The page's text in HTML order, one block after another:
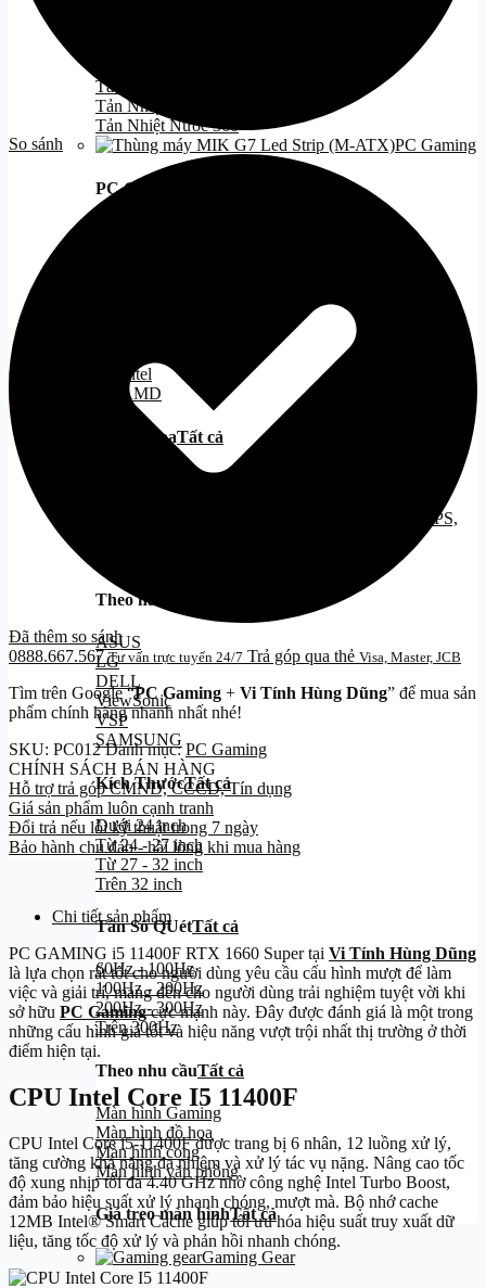
Tản Nhiệt Nước
Tản Nhiệt Nước 240
Tản Nhiệt Nước 360
PC Gaming
PC Gaming
PC Intel
PC AMD
PC Đồ họaTất cả
PC Thiết Kế 2D - 3D
Theo hãng
ASUS
LG
DELL
ViewSonic
VSP
SAMSUNG
Kích ThướcTất cả
Dưới 24 inch
Từ 24 - 27 inch
Từ 27 - 32 inch
Trên 32 inch
Tần Số QUétTất cả
60Hz - 100Hz
100Hz - 200Hz
200Hz - 300Hz
Trên 300Hz
Theo nhu cầuTất cả
Màn hình Gaming
Màn hình đồ họa
Màn hình cong
Màn hình văn phòng
Giá treo màn hìnhTất cả
Gaming Gear
So sánh
Đã thêm so sánh
0888.667.567 Tư vấn trực tuyến 24/7 Trả góp qua thẻ Visa, Master, JCB
Tìm trên Google “PC Gaming + Vi Tính Hùng Dũng” để mua sản
phẩm chính hãng nhanh nhất nhé!
SKU: PC012 Danh mục:PC Gaming
CHÍNH SÁCH BÁN HÀNG
Hỗ trợ trả góp CMND, CCCD, Tín dụng
Giá sản phẩm luôn cạnh tranh
Đổi trả nếu lỗi kỹ thuật trong 7 ngày
Bảo hành chu đáo - hài lòng khi mua hàng
Chi tiết sản phẩm
PC GAMING i5 11400F RTX 1660 Super tại Vi Tính Hùng Dũng
là lựa chọn rất tốt cho người dùng yêu cầu cấu hình mượt để làm
việc và giải trí, mang đến cho người dùng trải nghiệm tuyệt vời khi
sở hữu PC Gamingcực mạnh này. Đây được đánh giá là một trong
những cấu hình giá tốt và hiệu năng vượt trội nhất thị trường ở thời
điểm hiện tại.
CPU Intel Core I5 11400F
CPU Intel Core i5-11400F được trang bị 6 nhân, 12 luồng xử lý,
tăng cường khả năng đa nhiệm và xử lý tác vụ nặng. Nâng cao tốc
độ xung nhịp tối đa 4.40 GHz nhờ công nghệ Intel Turbo Boost,
đảm bảo hiệu suất xử lý nhanh chóng, mượt mà. Bộ nhớ cache
12MB Intel® Smart Cache giúp tối ưu hóa hiệu suất truy xuất dữ
liệu, tăng tốc độ xử lý và phản hồi nhanh chóng.